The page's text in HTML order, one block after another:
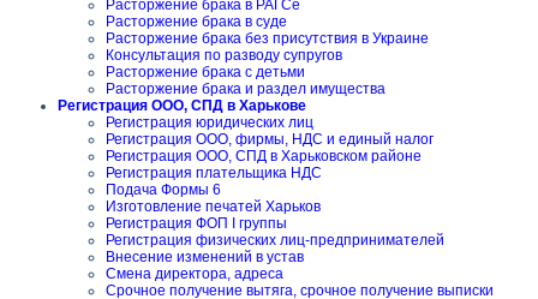
Расторжение брака в РАГСе
Расторжение брака в суде
Расторжение брака без присутствия в Украине
Консультация по разводу супругов
Расторжение брака с детьми
Расторжение брака и раздел имущества
Регистрация ООО, СПД в Харькове
Регистрация юридических лиц
Регистрация ООО, фирмы, НДС и единый налог
Регистрация ООО, СПД в Харьковском районе
Регистрация плательщика НДС
Подача Формы 6
Изготовление печатей Харьков
Регистрация ФОП I группы
Регистрация физических лиц-предпринимателей
Внесение изменений в устав
Смена директора, адреса
Срочное получение вытяга, срочное получение выписки